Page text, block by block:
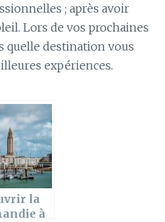
; après avoir
Lors de vos prochaines
quelle destination vous
expériences.
la
à